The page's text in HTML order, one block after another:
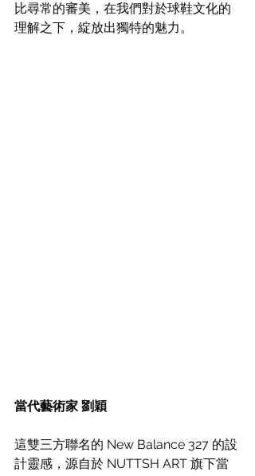
比尋常的審美，在我們對於球鞋文化的
理解之下，綻放出獨特的魅力。
當代藝術家 劉穎
這雙三方聯名的 New Balance 327 的設
計靈感，源自於 NUTTSH ART 旗下當